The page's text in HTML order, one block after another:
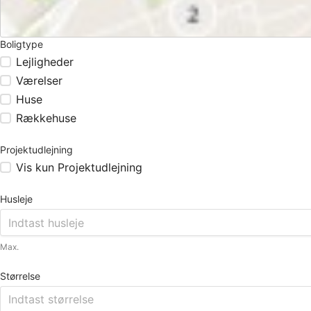
Boligtype
Lejligheder
Værelser
Huse
Rækkehuse
Projektudlejning
Vis kun Projektudlejning
Husleje
Max.
Størrelse